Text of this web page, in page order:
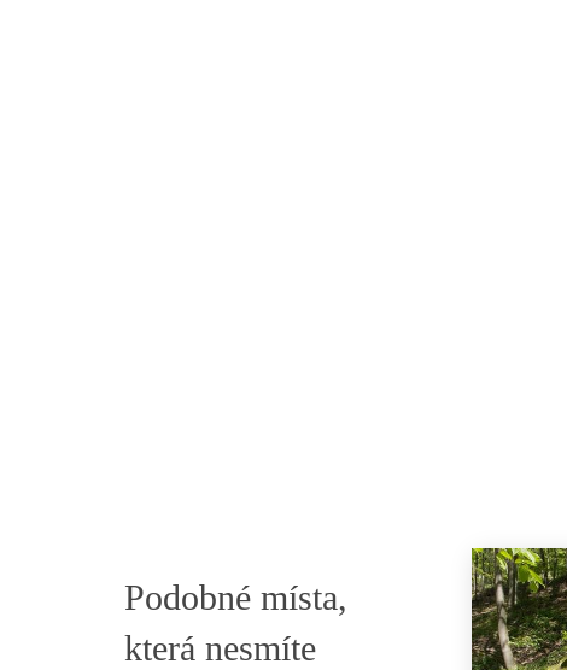
Podobné místa,
která nesmíte